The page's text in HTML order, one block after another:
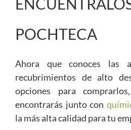
POCHTECA
Ahora que conoces las
recubrimientos de alto
opciones para
encontrarás junto con
la más alta calidad para tu